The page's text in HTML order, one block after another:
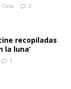
Cine 2
recopiladas
la luna’
1